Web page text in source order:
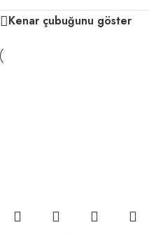
Kenar çubuğunu göster